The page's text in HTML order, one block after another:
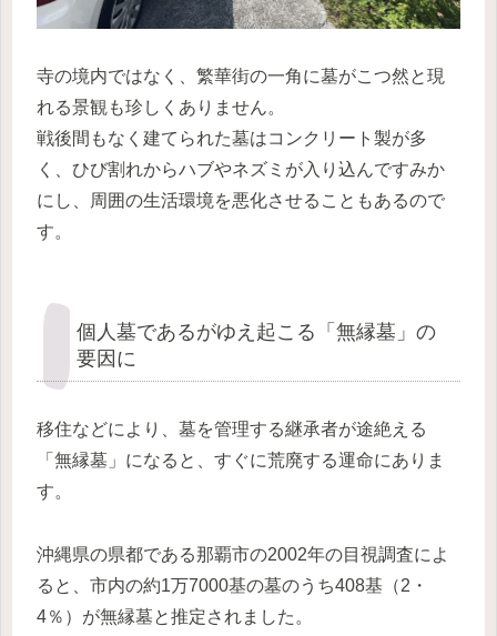
寺の境内ではなく、繁華街の一角に墓がこつ然と現
れる景観も珍しくありません。
戦後間もなく建てられた墓はコンクリート製が多
く、ひび割れからハブやネズミが入り込んですみか
にし、周囲の生活環境を悪化させることもあるので
す。
個人墓であるがゆえ起こる「無縁墓」の
要因に
移住などにより、墓を管理する継承者が途絶える
「無縁墓」になると、すぐに荒廃する運命にありま
す。
沖縄県の県都である那覇市の2002年の目視調査によ
ると、市内の約1万7000基の墓のうち408基（2・
4％）が無縁墓と推定されました。